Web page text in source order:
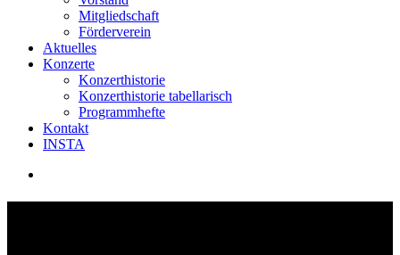
Mitgliedschaft
Förderverein
Aktuelles
Konzerte
Konzerthistorie
Konzerthistorie tabellarisch
Programmhefte
Kontakt
INSTA